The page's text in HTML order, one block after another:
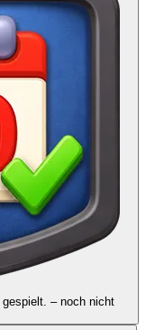
– noch nicht